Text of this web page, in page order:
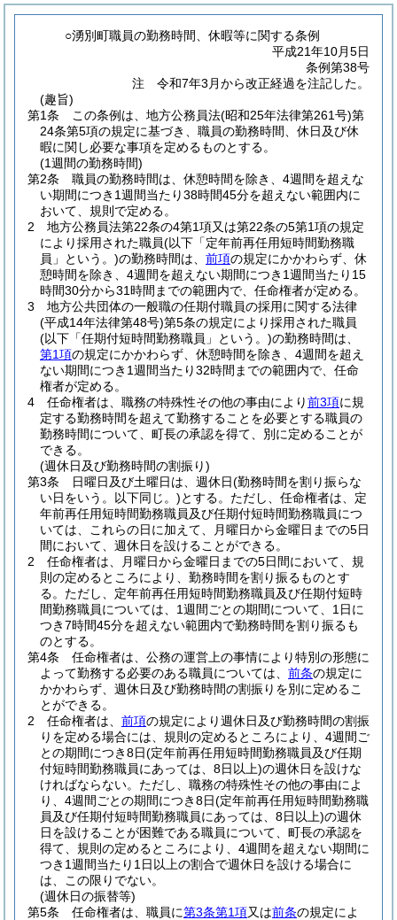
○湧別町職員の勤務時間、休暇等に関する条例
平成21年10月5日
条例第38号
注 令和7年3月から改正経過を注記した。
(趣旨)
第1条
この条例は、地方公務員法(昭和25年法律第261号)第
24条第5項の規定に基づき、職員の勤務時間、休日及び休
暇に関し必要な事項を定めるものとする。
(1週間の勤務時間)
第2条
職員の勤務時間は、休憩時間を除き、4週間を超えな
い期間につき1週間当たり38時間45分を超えない範囲内に
おいて、規則で定める。
2
地方公務員法第22条の4第1項又は第22条の5第1項の規定
により採用された職員(以下「定年前再任用短時間勤務職
員」という。)の勤務時間は、 前項の規定にかかわらず、休
憩時間を除き、4週間を超えない期間につき1週間当たり15
時間30分から31時間までの範囲内で、任命権者が定める。
3
地方公共団体の一般職の任期付職員の採用に関する法律
(平成14年法律第48号)第5条の規定により採用された職員
(以下「任期付短時間勤務職員」という。)の勤務時間は、
第1項の規定にかかわらず、休憩時間を除き、4週間を超え
ない期間につき1週間当たり32時間までの範囲内で、任命
権者が定める。
4
任命権者は、職務の特殊性その他の事由により前3項に規
定する勤務時間を超えて勤務することを必要とする職員の
勤務時間について、町長の承認を得て、別に定めることが
できる。
(週休日及び勤務時間の割振り)
第3条
日曜日及び土曜日は、週休日(勤務時間を割り振らな
い日をいう。以下同じ。)とする。 ただし、任命権者は、定
年前再任用短時間勤務職員及び任期付短時間勤務職員につ
いては、これらの日に加えて、月曜日から金曜日までの5日
間において、週休日を設けることができる。
2
任命権者は、月曜日から金曜日までの5日間において、規
則の定めるところにより、勤務時間を割り振るものとす
る。 ただし、定年前再任用短時間勤務職員及び任期付短時
間勤務職員については、1週間ごとの期間について、1日に
つき7時間45分を超えない範囲内で勤務時間を割り振るも
のとする。
第4条
任命権者は、公務の運営上の事情により特別の形態に
よって勤務する必要のある職員については、 前条の規定に
かかわらず、週休日及び勤務時間の割振りを別に定めるこ
とができる。
2
任命権者は、 前項の規定により週休日及び勤務時間の割振
りを定める場合には、規則の定めるところにより、4週間ご
との期間につき8日(定年前再任用短時間勤務職員及び任期
付短時間勤務職員にあっては、8日以上)の週休日を設けな
ければならない。 ただし、職務の特殊性その他の事由によ
り、4週間ごとの期間につき8日(定年前再任用短時間勤務職
員及び任期付短時間勤務職員にあっては、8日以上)の週休
日を設けることが困難である職員について、町長の承認を
得て、規則の定めるところにより、4週間を超えない期間に
つき1週間当たり1日以上の割合で週休日を設ける場合に
は、この限りでない。
(週休日の振替等)
第5条
任命権者は、職員に第3条第1項又は前条の規定によ